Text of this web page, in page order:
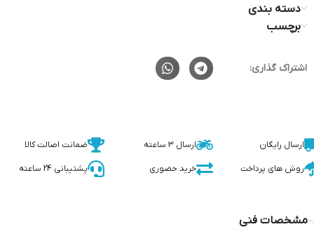
دسته بندی
برچسب
اشتراک گذاری:
ارسال رایگان ارسال 3 ساعته ضمانت اصالت کالا
روش های پرداخت خرید حضوری پشتیبانی 24 ساعته
مشخصات فنی